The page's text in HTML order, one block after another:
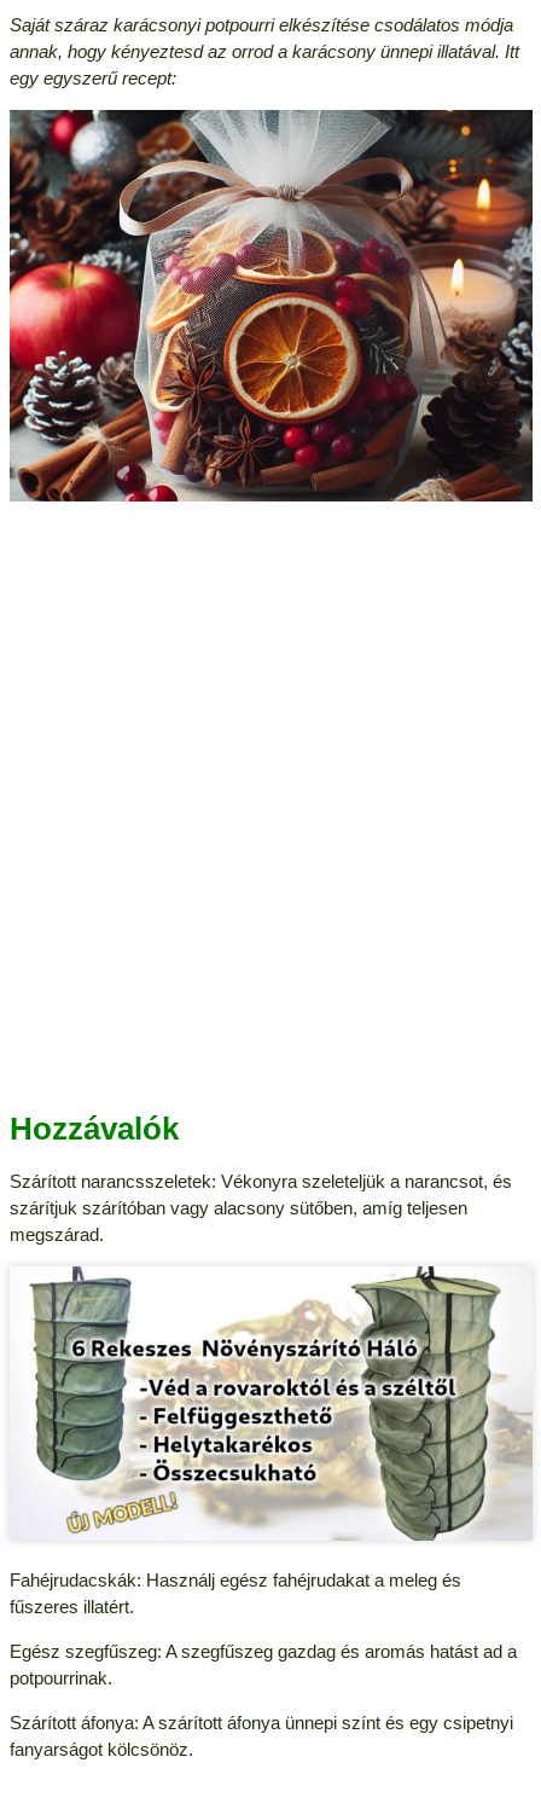
Saját száraz karácsonyi potpourri elkészítése csodálatos módja
annak, hogy kényeztesd az orrod a karácsony ünnepi illatával. Itt
egy egyszerű recept:
Hozzávalók
Szárított narancsszeletek: Vékonyra szeleteljük a narancsot, és
szárítjuk szárítóban vagy alacsony sütőben, amíg teljesen
megszárad.
Fahéjrudacskák: Használj egész fahéjrudakat a meleg és
fűszeres illatért.
Egész szegfűszeg: A szegfűszeg gazdag és aromás hatást ad a
potpourrinak.
Szárított áfonya: A szárított áfonya ünnepi színt és egy csipetnyi
fanyarságot kölcsönöz.